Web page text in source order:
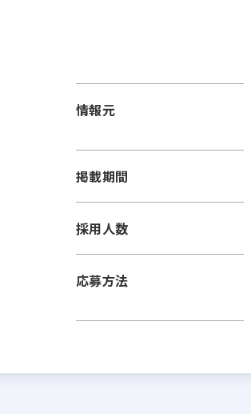
情報元
掲載期間
採用人数
応募方法